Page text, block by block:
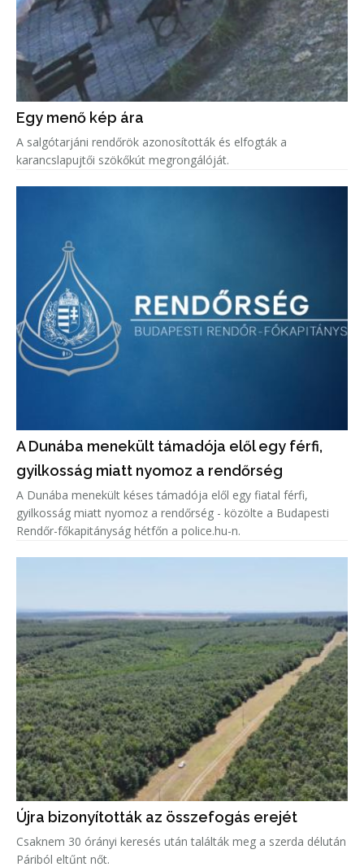
Egy menő kép ára
A salgótarjáni rendőrök azonosították és elfogták a
karancslapujtői szökőkút megrongálóját.
A Dunába menekült támadója elől egy férfi,
gyilkosság miatt nyomoz a rendőrség
A Dunába menekült késes támadója elől egy fiatal férfi,
gyilkosság miatt nyomoz a rendőrség - közölte a Budapesti
Rendőr-főkapitányság hétfőn a police.hu-n.
Újra bizonyították az összefogás erejét
Csaknem 30 órányi keresés után találták meg a szerda délután
Páriból eltűnt nőt.